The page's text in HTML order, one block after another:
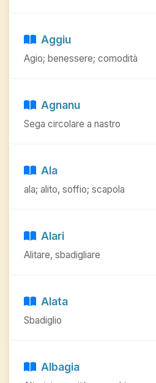
Aggiu
Agio; benessere; comodità
Agnanu
Sega circolare a nastro
Ala
ala; alito, soffio; scapola
Alari
Alitare, sbadigliare
Alata
Sbadiglio
Albagia